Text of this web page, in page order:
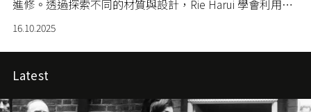
進修。透過探索不同的材質與設計，Rie Harui 學會利用首
RIEFE JEWELLERY，甚至有幸獲得山本耀司邀請合作。
16.10.2025
Latest